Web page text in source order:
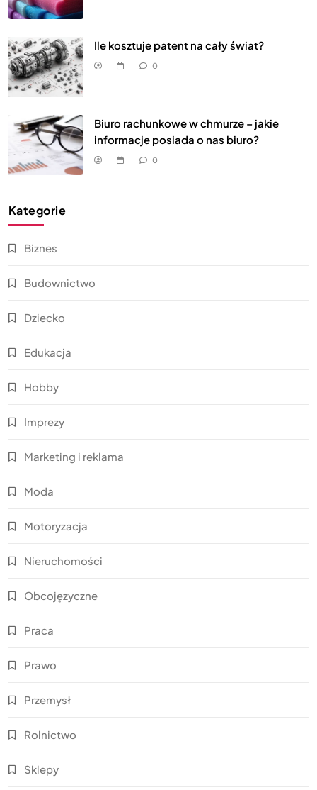
Ile kosztuje patent na cały świat?
0
Biuro rachunkowe w chmurze – jakie
informacje posiada o nas biuro?
0
Kategorie
Biznes
Budownictwo
Dziecko
Edukacja
Hobby
Imprezy
Marketing i reklama
Moda
Motoryzacja
Nieruchomości
Obcojęzyczne
Praca
Prawo
Przemysł
Rolnictwo
Sklepy